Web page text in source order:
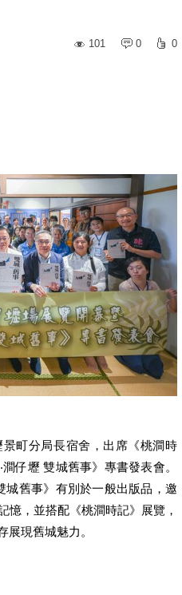
101
0 0
町分局長宿舍，出席《桃澗時
仔壢 雙城舊事》專書發表會。
城舊事》有別於一般出版品，邀
憶，並搭配《桃澗時記》展覽，
展現舊城魅力。